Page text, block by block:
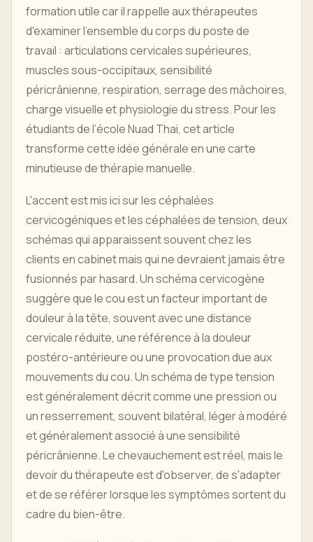
formation utile car il rappelle aux thérapeutes
d'examiner l'ensemble du corps du poste de
travail : articulations cervicales supérieures,
muscles sous-occipitaux, sensibilité
péricrânienne, respiration, serrage des mâchoires,
charge visuelle et physiologie du stress. Pour les
étudiants de l’école Nuad Thai, cet article
transforme cette idée générale en une carte
minutieuse de thérapie manuelle.
L'accent est mis ici sur les céphalées
cervicogéniques et les céphalées de tension, deux
schémas qui apparaissent souvent chez les
clients en cabinet mais qui ne devraient jamais être
fusionnés par hasard. Un schéma cervicogène
suggère que le cou est un facteur important de
douleur à la tête, souvent avec une distance
cervicale réduite, une référence à la douleur
postéro-antérieure ou une provocation due aux
mouvements du cou. Un schéma de type tension
est généralement décrit comme une pression ou
un resserrement, souvent bilatéral, léger à modéré
et généralement associé à une sensibilité
péricrânienne. Le chevauchement est réel, mais le
devoir du thérapeute est d'observer, de s'adapter
et de se référer lorsque les symptômes sortent du
cadre du bien-être.